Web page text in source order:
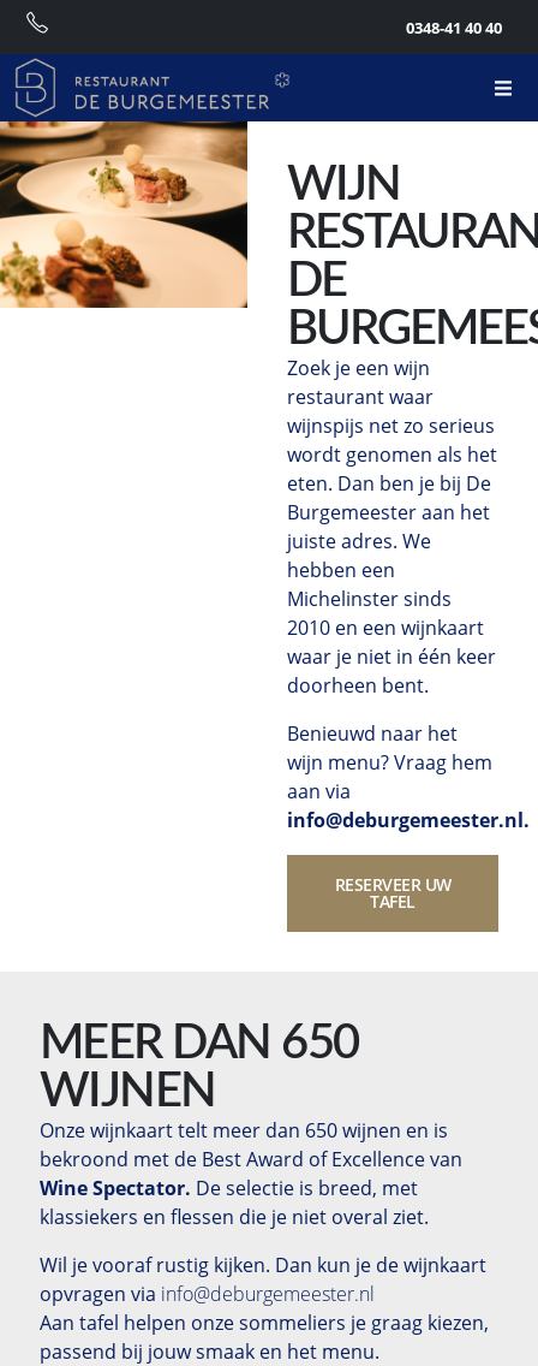
0348-41 40 40
WIJN
DE
Zoek je een wijn
restaurant waar
wijnspijs net zo serieus
wordt genomen als het
eten. Dan ben je bij De
Burgemeester aan het
juiste adres. We
hebben een
Michelinster sinds
2010 en een wijnkaart
waar je niet in één keer
doorheen bent.
Benieuwd naar het
wijn menu? Vraag hem
aan via
info@deburgemeester.nl.
RESERVEER UW
TAFEL
MEER DAN 650
WIJNEN
Onze wijnkaart telt meer dan 650 wijnen en is
bekroond met de Best Award of Excellence van
Wine Spectator. De selectie is breed, met
klassiekers en flessen die je niet overal ziet.
Wil je vooraf rustig kijken. Dan kun je de wijnkaart
opvragen via info@deburgemeester.nl
Aan tafel helpen onze sommeliers je graag kiezen,
passend bij jouw smaak en het menu.